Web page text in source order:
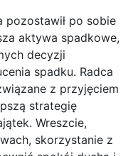
po sobie
aktywa spadkowe,
decyzji
spadku. Radca
z przyjęciem
strategię
Wreszcie,
skorzystanie z